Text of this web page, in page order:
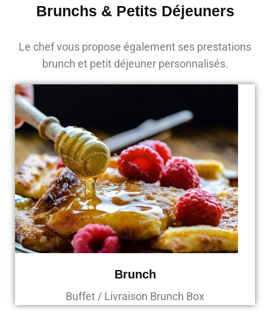
Brunchs & Petits Déjeuners
Le chef vous propose également ses prestations
brunch et petit déjeuner personnalisés.
Brunch
Buffet / Livraison Brunch Box